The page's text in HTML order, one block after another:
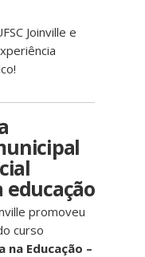
Joinville e
educação
promoveu
curso
Educação –